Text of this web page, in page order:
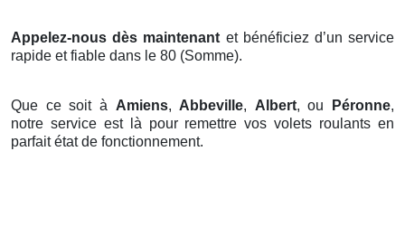
Appelez-nous dès maintenant et bénéficiez d’un service
rapide et fiable dans le 80 (Somme).
Que ce soit à Amiens, Abbeville, Albert, ou Péronne,
notre service est là pour remettre vos volets roulants en
parfait état de fonctionnement.